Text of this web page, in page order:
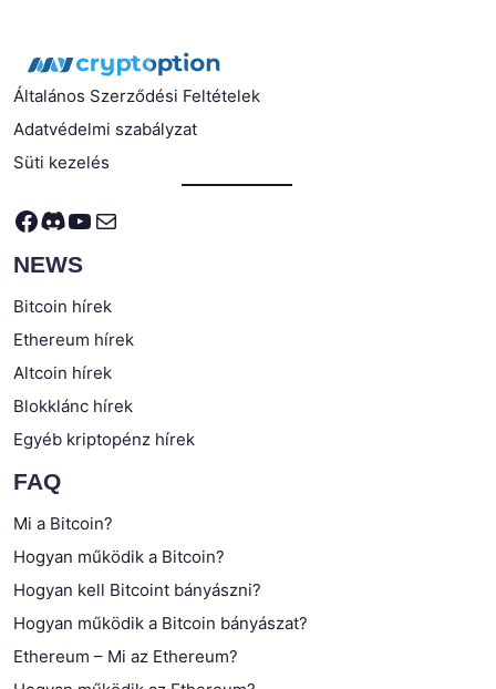
Általános Szerződési Feltételek
Adatvédelmi szabályzat
Süti kezelés
Facebook
Discord
YouTube
Mail
NEWS
Bitcoin hírek
Ethereum hírek
Altcoin hírek
Blokklánc hírek
Egyéb kriptopénz hírek
FAQ
Mi a Bitcoin?
Hogyan működik a Bitcoin?
Hogyan kell Bitcoint bányászni?
Hogyan működik a Bitcoin bányászat?
Ethereum – Mi az Ethereum?